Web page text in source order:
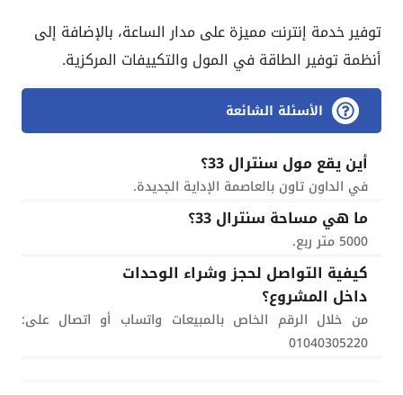
توفير خدمة إنترنت مميزة على مدار الساعة، بالإضافة إلى
أنظمة توفير الطاقة في المول والتكييفات المركزية.
الأسئلة الشائعة
أين يقع مول سنترال 33؟
في الداون تاون بالعاصمة الإداية الجديدة.
ما هي مساحة سنترال 33؟
5000 متر ربع.
كيفية التواصل لحجز وشراء الوحدات
داخل المشروع؟
من خلال الرقم الخاص بالمبيعات واتساب أو اتصال على:
01040305220